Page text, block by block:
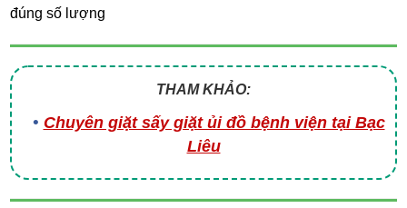
đúng số lượng
THAM KHẢO:
Chuyên giặt sấy giặt ủi đồ bệnh viện tại Bạc
Liêu